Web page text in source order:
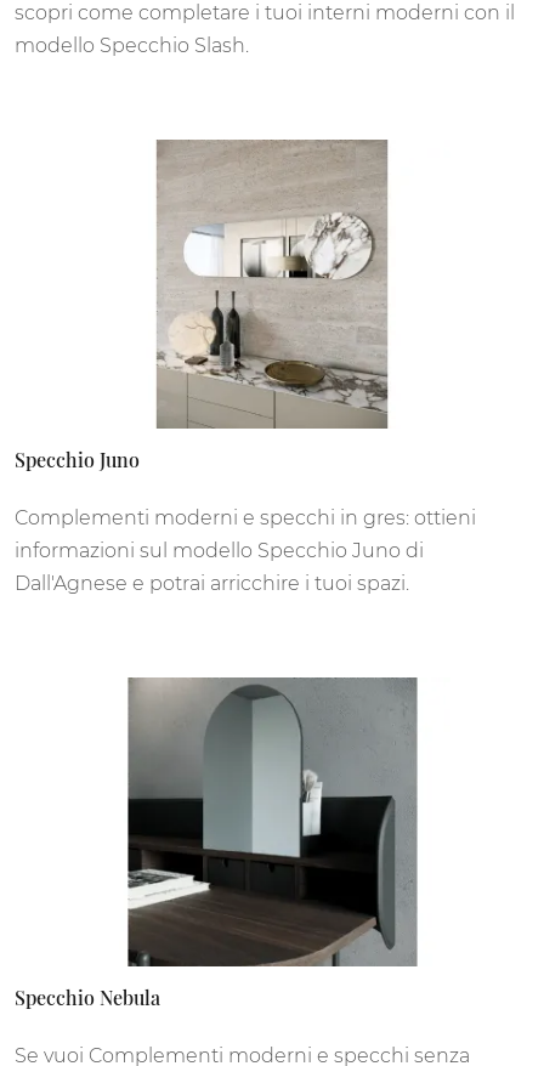
scopri come completare i tuoi interni moderni con il
modello Specchio Slash.
Specchio Juno
Complementi moderni e specchi in gres: ottieni
informazioni sul modello Specchio Juno di
Dall'Agnese e potrai arricchire i tuoi spazi.
Specchio Nebula
Se vuoi Complementi moderni e specchi senza